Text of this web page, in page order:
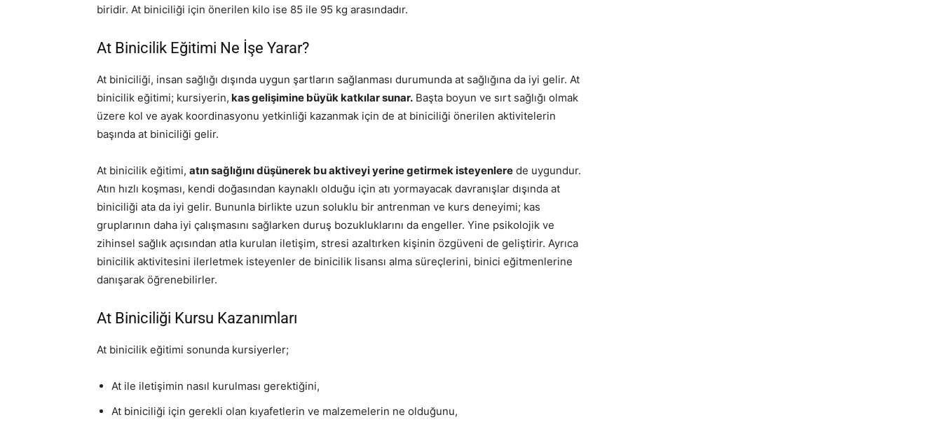
biridir. At biniciliği için önerilen kilo ise 85 ile 95 kg arasındadır.
At Binicilik Eğitimi Ne İşe Yarar?
At biniciliği, insan sağlığı dışında uygun şartların sağlanması durumunda at sağlığına da iyi gelir. At
binicilik eğitimi; kursiyerin, kas gelişimine büyük katkılar sunar. Başta boyun ve sırt sağlığı olmak
üzere kol ve ayak koordinasyonu yetkinliği kazanmak için de at biniciliği önerilen aktivitelerin
başında at biniciliği gelir.
At binicilik eğitimi, atın sağlığını düşünerek bu aktiveyi yerine getirmek isteyenlere de uygundur.
Atın hızlı koşması, kendi doğasından kaynaklı olduğu için atı yormayacak davranışlar dışında at
biniciliği ata da iyi gelir. Bununla birlikte uzun soluklu bir antrenman ve kurs deneyimi; kas
gruplarının daha iyi çalışmasını sağlarken duruş bozukluklarını da engeller. Yine psikolojik ve
zihinsel sağlık açısından atla kurulan iletişim, stresi azaltırken kişinin özgüveni de geliştirir. Ayrıca
binicilik aktivitesini ilerletmek isteyenler de binicilik lisansı alma süreçlerini, binici eğitmenlerine
danışarak öğrenebilirler.
At Biniciliği Kursu Kazanımları
At binicilik eğitimi sonunda kursiyerler;
At ile iletişimin nasıl kurulması gerektiğini,
At biniciliği için gerekli olan kıyafetlerin ve malzemelerin ne olduğunu,